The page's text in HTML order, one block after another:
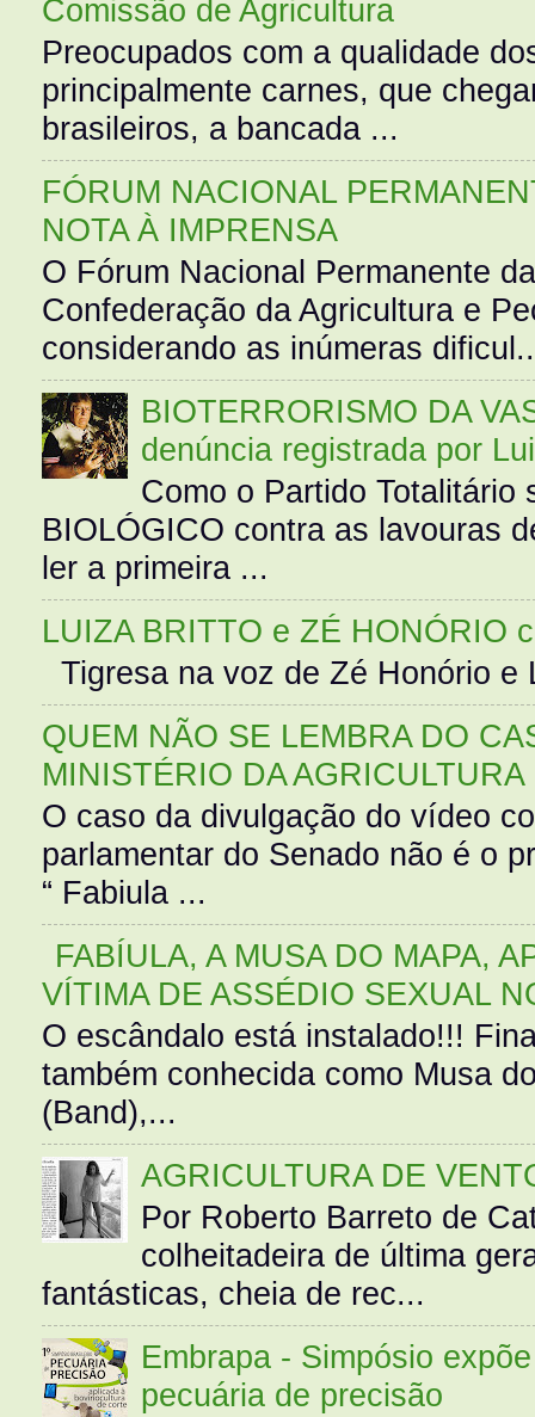
Comissão de Agricultura
Preocupados com a qualidade
principalmente carnes, que
brasileiros, a bancada ...
FÓRUM NACIONAL
NOTA À IMPRENSA
O Fórum Nacional Permanente
Confederação da Agricultura e
considerando as inúmeras
BIOTERRORISMO DA
denúncia registrada por
Como o Partido Totalitário
BIOLÓGICO contra as lavouras
ler a primeira ...
LUIZA BRITTO e ZÉ HONÓRIO
Tigresa na voz de Zé Honório
QUEM NÃO SE LEMBRA DO
MINISTÉRIO DA AGRICULTURA
O caso da divulgação do vídeo
parlamentar do Senado não é o
“ Fabiula ...
FABÍULA, A MUSA DO MAPA,
VÍTIMA DE ASSÉDIO SEXUAL
O escândalo está instalado!!!
também conhecida como Musa
(Band),...
AGRICULTURA DE
Por Roberto Barreto de
colheitadeira de última
fantásticas, cheia de rec...
Embrapa - Simpósio
pecuária de precisão